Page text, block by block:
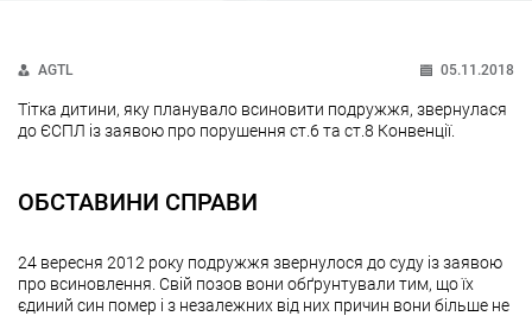
AGTL 05.11.2018
Тітка дитини, яку планувало всиновити подружжя, звернулася
до ЄСПЛ із заявою про порушення ст.6 та ст.8 Конвенції.
ОБСТАВИНИ СПРАВИ
24 вересня 2012 року подружжя звернулося до суду із заявою
про всиновлення. Свій позов вони обґрунтували тим, що їх
єдиний син помер і з незалежних від них причин вони більше не